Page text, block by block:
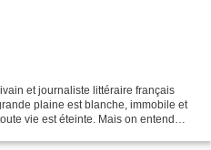
et journaliste littéraire français
plaine est blanche, immobile et
vie est éteinte. Mais on entend